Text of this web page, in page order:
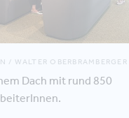
/ WALTER OBERBRAMBERGER
Dach mit rund 850